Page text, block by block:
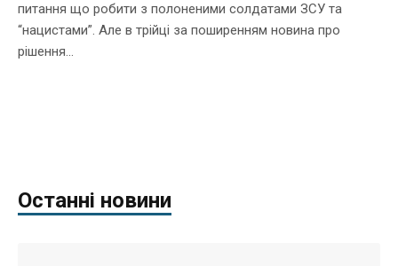
питання що робити з полоненими солдатами ЗСУ та
“нацистами”. Але в трійці за поширенням новина про
рішення...
Останні новини